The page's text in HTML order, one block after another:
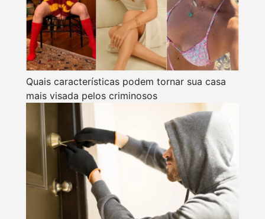
Quais características podem tornar sua casa
mais visada pelos criminosos